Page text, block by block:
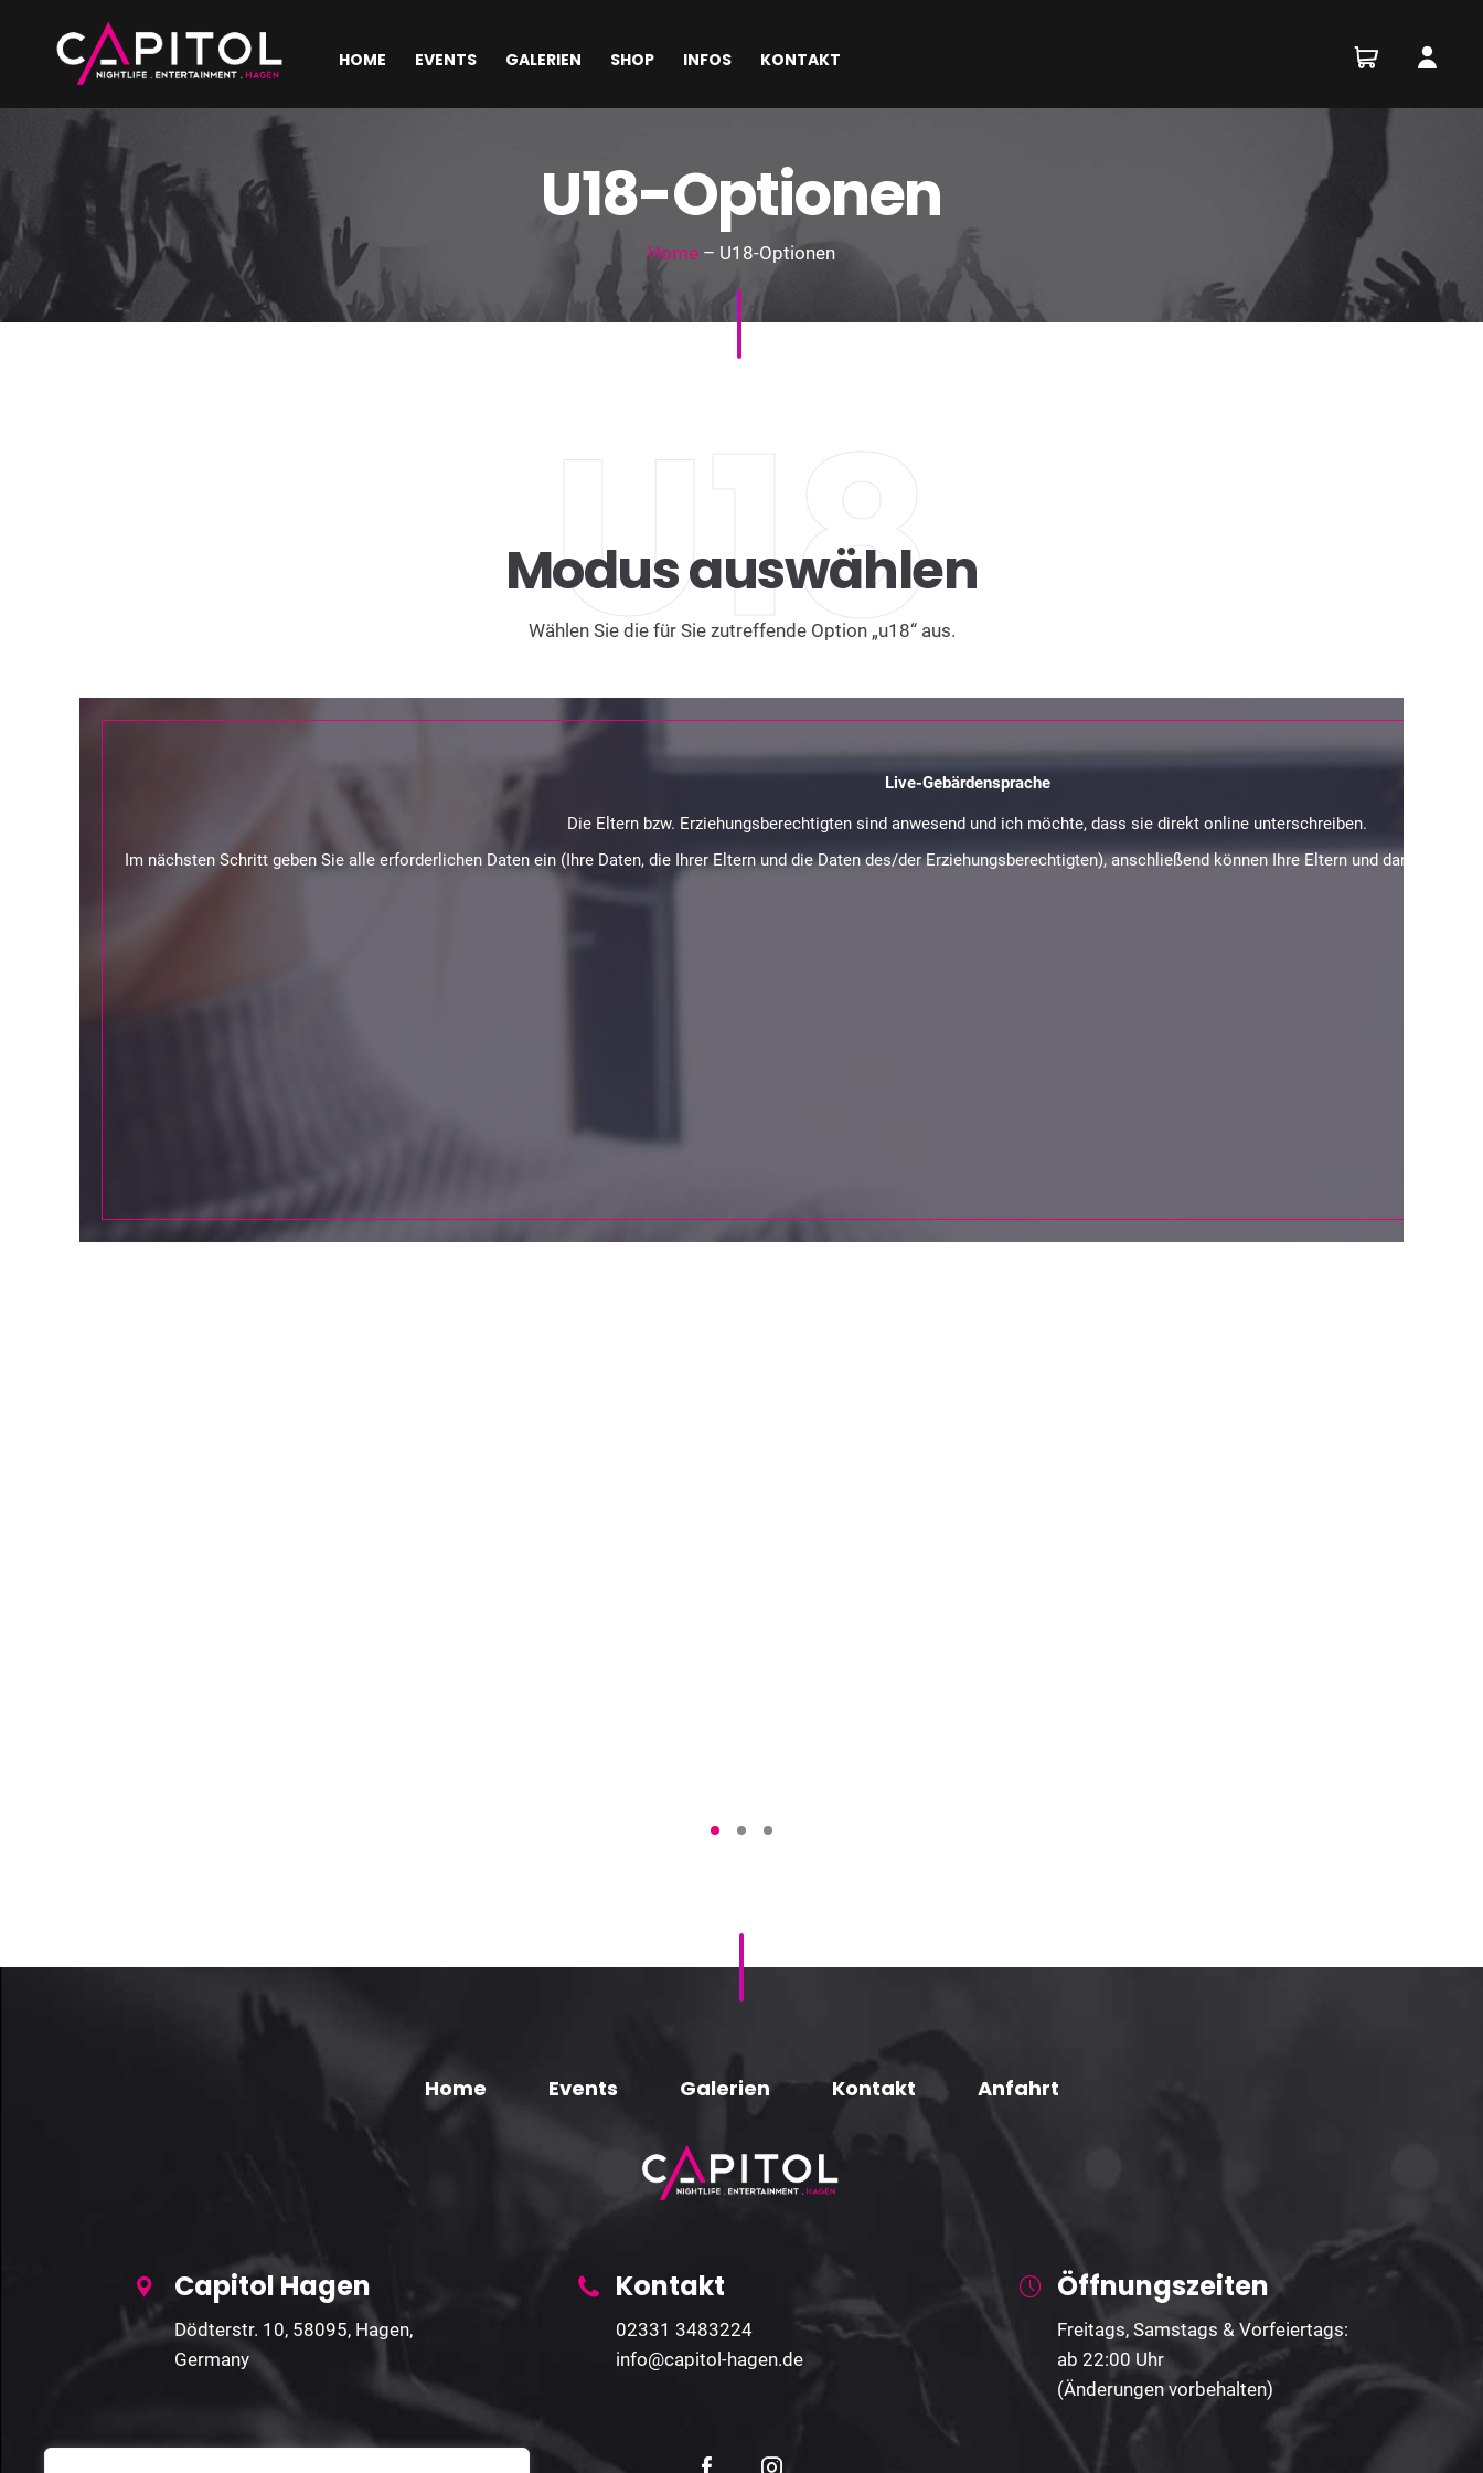
HOME EVENTS GALERIEN SHOP INFOS KONTAKT
U18-Optionen
Home – U18-Optionen
Modus auswählen
U18
Wählen Sie die für Sie zutreffende Option „u18“ aus.
Live-Gebärdensprache
Die Eltern bzw. Erziehungsberechtigten sind anwesend und ich möchte, dass sie direkt online unterschreiben.
Im nächsten Schritt geben Sie alle erforderlichen Daten ein (Ihre Daten, die Ihrer Eltern und die Daten des/der Erziehungsberechtigten), anschließend können Ihre Eltern und dann der/
Home Events Galerien Kontakt Anfahrt
Capitol Hagen
Dödterstr. 10, 58095, Hagen,
Germany
Kontakt
02331 3483224
info@capitol-hagen.de
Öffnungszeiten
Freitags, Samstags & Vorfeiertags:
ab 22:00 Uhr
(Änderungen vorbehalten)